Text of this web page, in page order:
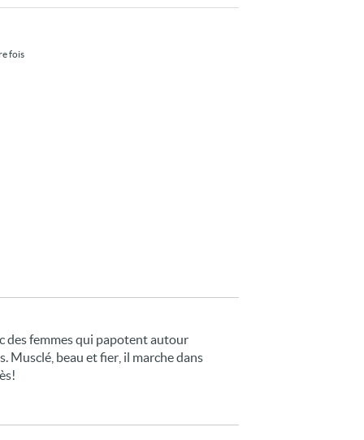
fois
des femmes qui papotent autour
Musclé, beau et fier, il marche dans